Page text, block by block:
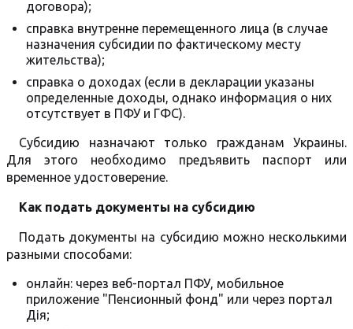
договора);
справка внутренне перемещенного лица (в случае
назначения субсидии по фактическому месту
жительства);
справка о доходах (если в декларации указаны
определенные доходы, однако информация о них
отсутствует в ПФУ и ГФС).
Субсидию назначают только гражданам Украины.
Для этого необходимо предъявить паспорт или
временное удостоверение.
Как подать документы на субсидию
Подать документы на субсидию можно несколькими
разными способами:
онлайн: через веб-портал ПФУ, мобильное
приложение "Пенсионный фонд" или через портал
Дія;